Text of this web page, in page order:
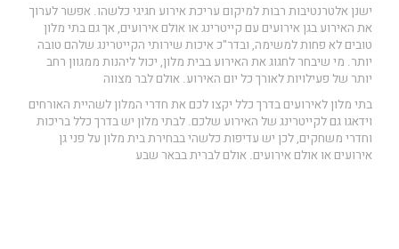
ישנן אלטרנטיבות רבות למיקום עריכת אירוע חגיגי כלשהו. אפשר לערוך
את האירוע בגן אירועים עם קייטרינג או אולם אירועים, אך גם בתי מלון
טובים לא פחות למשימה, ובדר"כ איכות שירותי הקייטרינג שלהם טובה
יותר. מי שיבחר לחגוג את האירוע בבית מלון, יכול ליהנות ממגוון רחב
יותר של פעילויות לאורך כל יום האירוע. אולם לבר מצווה
בתי מלון לאירועים בדרך כלל יקצו לכם את חדרי המלון לשהיית האורחים
וידאגו גם לקייטרינג של האירוע שלכם. לבתי מלון יש בדרך כלל בריכות
וחדרי משחקים, לכן יש עדיפות כלשהי בבחירת בית מלון על פני גן
אירועים או אולם אירועים. אולם לברית בבאר שבע